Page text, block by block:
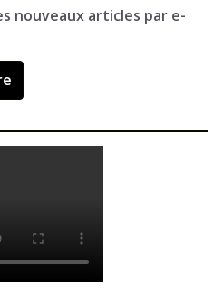
nouveaux articles par e-